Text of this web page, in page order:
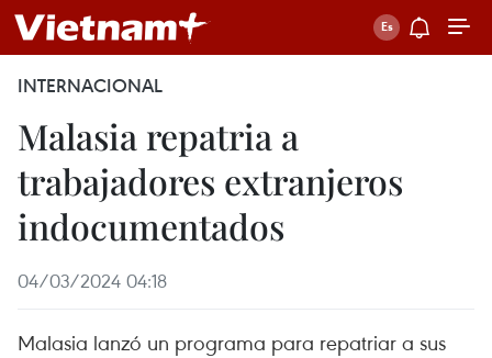
INTERNACIONAL
Malasia repatria a
trabajadores extranjeros
indocumentados
04/03/2024 04:18
Malasia lanzó un programa para repatriar a sus